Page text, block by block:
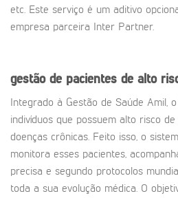
etc. Este serviço é um aditivo
empresa parceira Inter Partner.
gestão de pacientes de alto
Integrado à Gestão de Saúde Amil,
indivíduos que possuem alto risco
doenças crônicas. Feito isso, o
monitora esses pacientes,
precisa e segundo protocolos
toda a sua evolução médica. O